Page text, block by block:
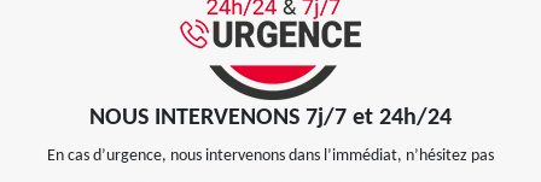
NOUS INTERVENONS 7j/7 et 24h/24
En cas d’urgence, nous intervenons dans l’immédiat, n’hésitez pas